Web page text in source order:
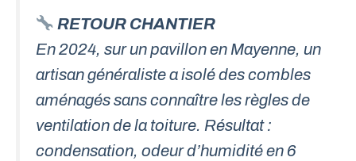
RETOUR CHANTIER
En 2024, sur un pavillon en Mayenne, un
artisan généraliste a isolé des combles
aménagés sans connaître les règles de
ventilation de la toiture. Résultat :
condensation, odeur d’humidité en 6